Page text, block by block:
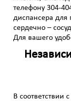
телефону 304-
диспансера для
сердечно –
Для вашего
В соответствии